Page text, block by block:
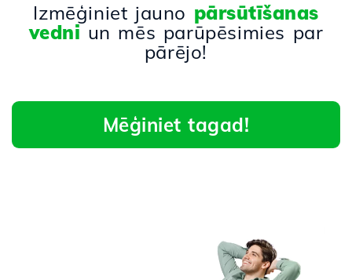
Izmēģiniet jauno pārsūtīšanas
vedni un mēs parūpēsimies par
pārējo!
Mēģiniet tagad!